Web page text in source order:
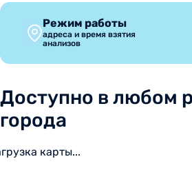
Режим работы
адреса и время взятия
анализов
Доступно в любом
города
карты...